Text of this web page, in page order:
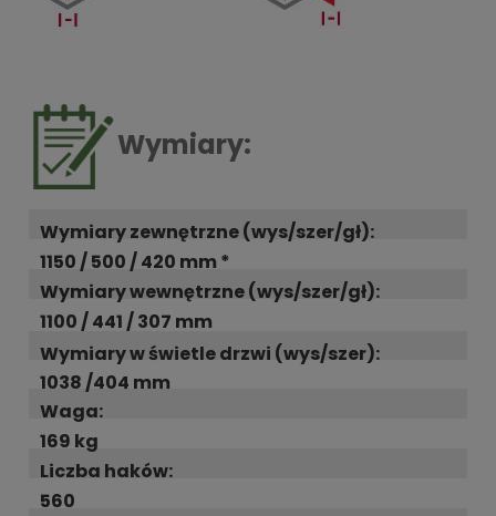
Wymiary:
Wymiary zewnętrzne (wys/szer/gł):
1150 / 500 / 420 mm *
Wymiary wewnętrzne (wys/szer/gł):
1100 / 441 / 307 mm
Wymiary w świetle drzwi (wys/szer):
1038 /404 mm
Waga:
169 kg
Liczba haków:
560